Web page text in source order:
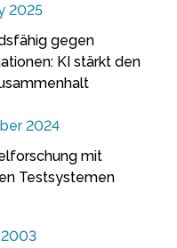
2025
gegen
KI stärkt den
2024
mit
Testsystemen
2003